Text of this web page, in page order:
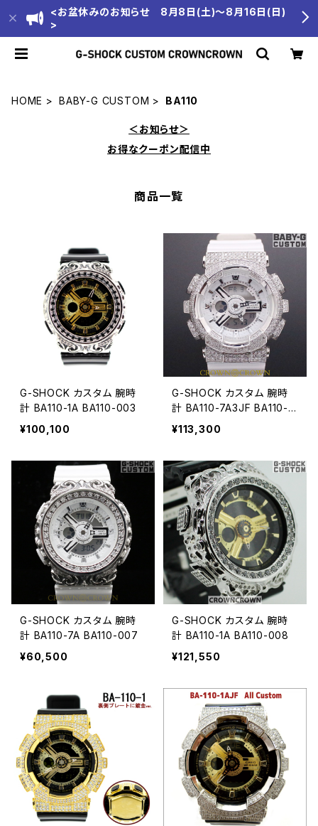
<お盆休みのお知らせ 8月8日(土)～8月16日(日)
>
HOME BABY-G CUSTOM BA110
＜お知らせ＞
お得なクーポン配信中
商品一覧
G-SHOCK カスタム 腕時
計 BA110-1A BA110-003
¥100,100
G-SHOCK カスタム 腕時
計 BA110-7A3JF BA110-0
06
¥113,300
G-SHOCK カスタム 腕時
計 BA110-7A BA110-007
¥60,500
G-SHOCK カスタム 腕時
計 BA110-1A BA110-008
¥121,550